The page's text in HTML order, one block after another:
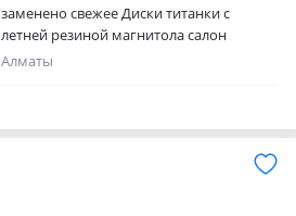
заменено свежее Диски титанки с
летней резиной магнитола салон
зимняя резина с дисками железными
Алматы